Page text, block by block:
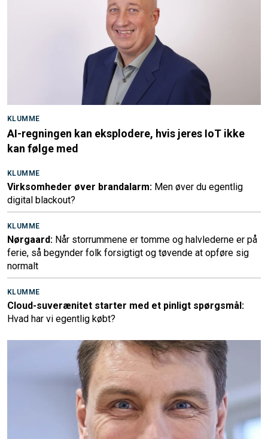
KLUMME
AI-regningen kan eksplodere, hvis jeres IoT ikke
kan følge med
KLUMME
Virksomheder øver brandalarm: Men øver du egentlig
digital blackout?
KLUMME
Nørgaard: Når storrummene er tomme og halvlederne er på
ferie, så begynder folk forsigtigt og tøvende at opføre sig
normalt
KLUMME
Cloud-suverænitet starter med et pinligt spørgsmål:
Hvad har vi egentlig købt?